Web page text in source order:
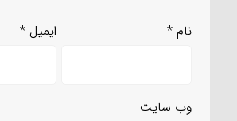
نام* ایمیل*
وب‌ سایت